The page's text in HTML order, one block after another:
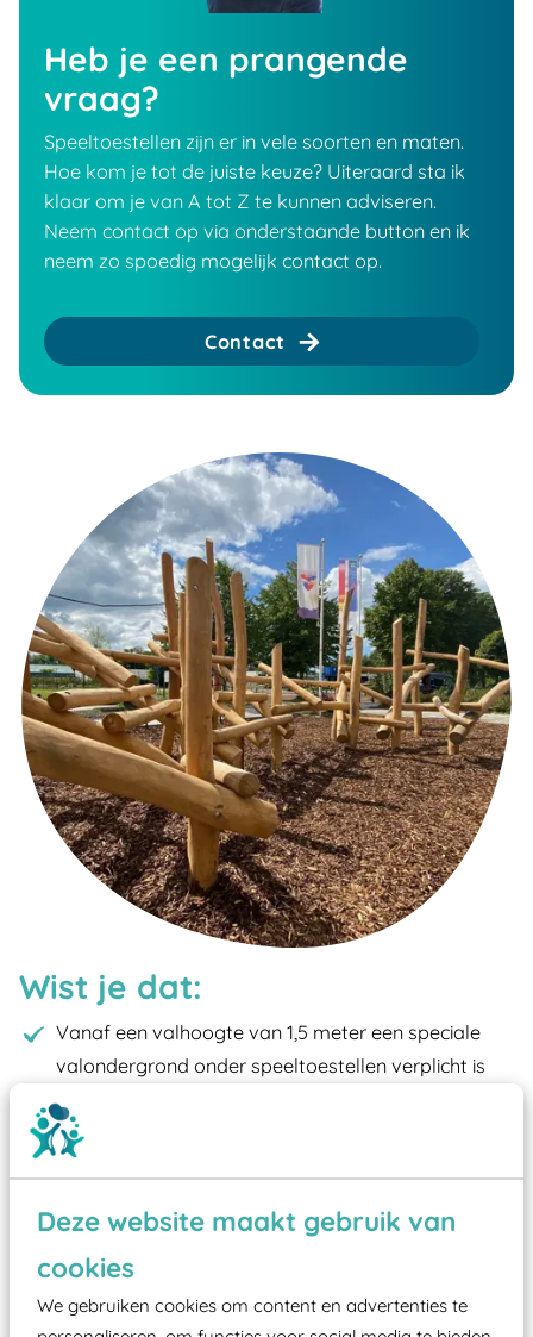
Deze website maakt gebruik van
cookies
We gebruiken cookies om content en advertenties te
Heb je een prangende
vraag?
Speeltoestellen zijn er in vele soorten en maten.
Hoe kom je tot de juiste keuze? Uiteraard sta ik
klaar om je van A tot Z te kunnen adviseren.
Neem contact op via onderstaande button en ik
neem zo spoedig mogelijk contact op.
Contact
Wist je dat:
Vanaf een valhoogte van 1,5 meter een speciale
valondergrond onder speeltoestellen verplicht is
zoals kunstgras, rubber tegels of boomschors?
Elk speeltoestel in de openbare ruimte voorzien
aangewezen keuringsinstantie?
Wij ook speeltoestellen kunnen laten keuren zodat
ze toch binnen het Warenwetbesluit Attractie- en